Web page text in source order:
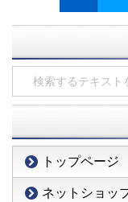
トップページ
ネットショッ